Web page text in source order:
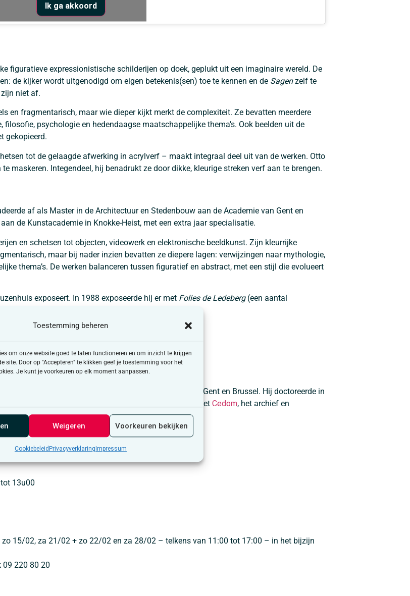
Toestemming beheren
om onze website goed te laten functioneren en om inzicht te krijgen
site. Door op "Accepteren" te klikken geef je toestemming voor het
Je kunt je voorkeuren op elk moment aanpassen.
Weigeren Voorkeuren bekijken
Cookiebeleid Privacyverklaring Impressum
Ik ga akkoord
figuratieve expressionistische schilderijen op doek, geplukt uit een imaginaire wereld. De
de kijker wordt uitgenodigd om eigen betekenis(sen) toe te kennen en de Sagenzelf te
niet af.
en fragmentarisch, maar wie dieper kijkt merkt de complexiteit. Ze bevatten meerdere
psychologie en hedendaagse maatschappelijke thema’s. Ook beelden uit de
gekopieerd.
tot de gelaagde afwerking in acrylverf – maakt integraal deel uit van de werken. Otto
maskeren. Integendeel, hij benadrukt ze door dikke, kleurige streken verf aan te brengen.
af als Master in de Architectuur en Stedenbouw aan de Academie van Gent en
de Kunstacademie in Knokke-Heist, met een extra jaar specialisatie.
en schetsen tot objecten, videowerk en elektronische beeldkunst. Zijn kleurrijke
maar bij nader inzien bevatten ze diepere lagen: verwijzingen naar mythologie,
thema’s. De werken balanceren tussen figuratief en abstract, met een stijl die evolueert
exposeert. In 1988 exposeerde hij er met Folies de Ledeberg(een aantal
excentriek en exotisch’ meekreeg.
11u00 – 13u00
en musicologie aan de universiteiten van Gent en Brussel. Hij doctoreerde in
muziek in België. Momenteel is hij directeur van het Cedom, het archief en
13u00
15/02, za 21/02 + zo 22/02 en za 28/02 – telkens van 11:00 tot 17:00 – in het bijzijn
09 220 80 20